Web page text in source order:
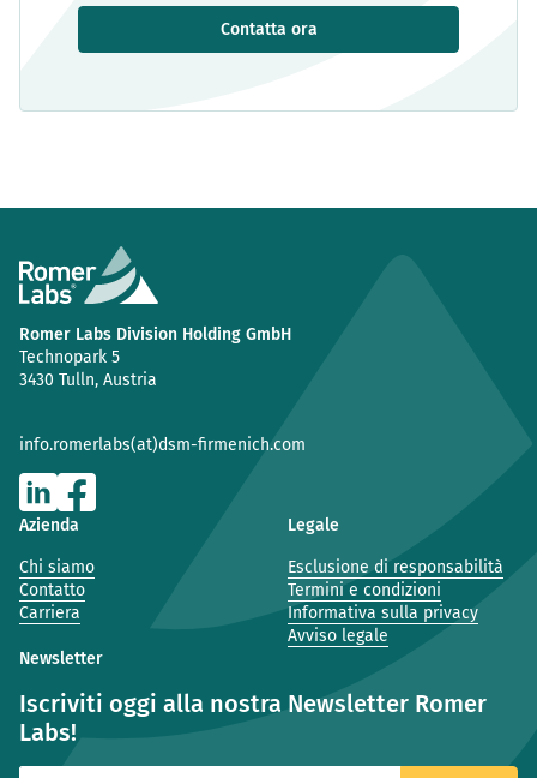
Contatta ora
Romer Labs Division Holding GmbH
Technopark 5
3430 Tulln, Austria
info.romerlabs(at)dsm-firmenich.com
Azienda
Chi siamo
Contatto
Carriera
Legale
Esclusione di responsabilità
Termini e condizioni
Informativa sulla privacy
Avviso legale
Newsletter
Iscriviti oggi alla nostra Newsletter Romer
Labs!